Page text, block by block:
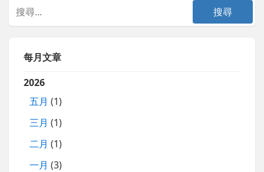
每月文章
2026
五月 (1)
三月 (1)
二月 (1)
一月 (3)